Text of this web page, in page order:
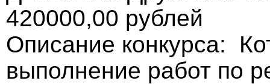
420000,00 рублей
Описание конкурса:
выполнение работ по